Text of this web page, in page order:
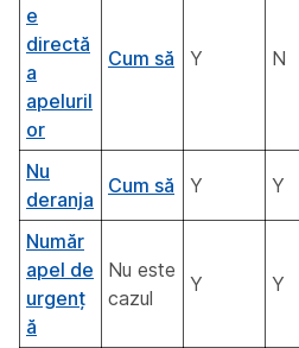
e
directă
a
apeluril
or
Cum să Y N
Nu
deranja
Cum să Y Y
Număr
apel de
urgenț
ă
Nu este
cazul
Y Y